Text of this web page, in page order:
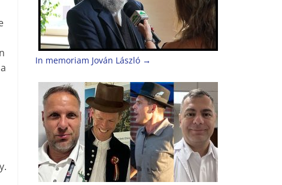
In memoriam Jován László →